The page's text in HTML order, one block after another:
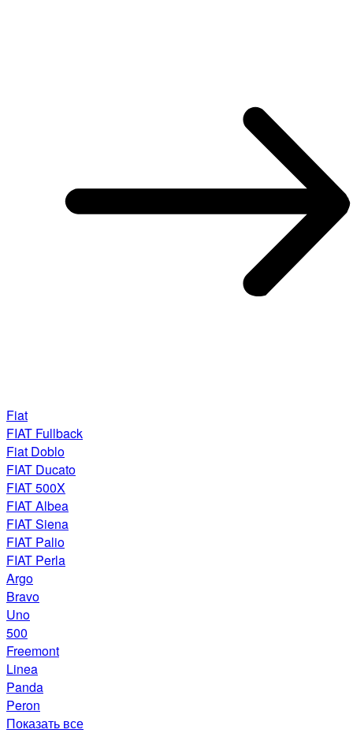
Fiat
FIAT Fullback
Fiat Doblo
FIAT Ducato
FIAT 500X
FIAT Albea
FIAT Siena
FIAT Palio
FIAT Perla
Argo
Bravo
Uno
500
Freemont
Linea
Panda
Peron
Показать все